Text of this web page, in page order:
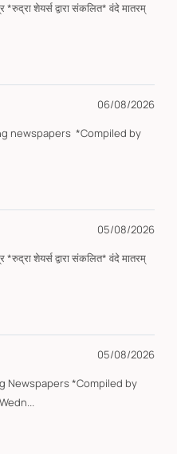
06/08/2026
newspapers *Compiled by
05/08/2026
05/08/2026
Newspapers *Compiled by